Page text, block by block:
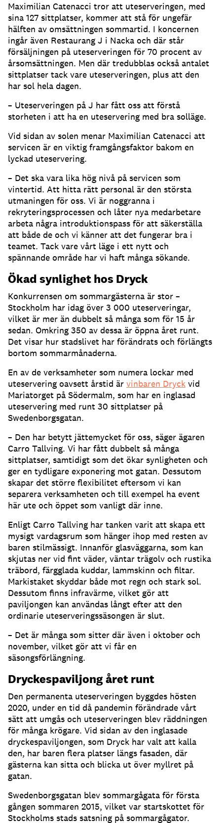
Maximilian Catenacci tror att uteserveringen, med
sina 127 sittplatser, kommer att stå för ungefär
hälften av omsättningen sommartid. I koncernen
ingår även Restaurang J i Nacka och där står
försäljningen på uteserveringen för 70 procent av
årsomsättningen. Men där tredubblas också antalet
sittplatser tack vare uteserveringen, plus att den
har sol hela dagen.
– Uteserveringen på J har fått oss att förstå
storheten i att ha en uteservering med bra solläge.
Vid sidan av solen menar Maximilian Catenacci att
servicen är en viktig framgångsfaktor bakom en
lyckad uteservering.
– Det ska vara lika hög nivå på servicen som
vintertid. Att hitta rätt personal är den största
utmaningen för oss. Vi är noggranna i
rekryteringsprocessen och låter nya medarbetare
arbeta några introduktionspass för att säkerställa
att både de och vi känner att det fungerar bra i
teamet. Tack vare vårt läge i ett nytt och
spännande område har vi haft många sökande.
Ökad synlighet hos Dryck
Konkurrensen om sommargästerna är stor –
Stockholm har idag över 3 000 uteserveringar,
vilket är mer än dubbelt så många som för 15 år
sedan. Omkring 350 av dessa är öppna året runt.
Det visar hur stadslivet har förändrats och förlängts
bortom sommarmånaderna.
En av de verksamheter som numera lockar med
uteservering oavsett årstid är vinbaren Dryck vid
Mariatorget på Södermalm, som har en inglasad
uteservering med runt 30 sittplatser på
Swedenborgsgatan.
– Den har betytt jättemycket för oss, säger ägaren
Carro Tallving. Vi har fått dubbelt så många
sittplatser, samtidigt som det ökar synligheten och
ger en tydligare exponering mot gatan. Dessutom
skapar det större flexibilitet eftersom vi kan
separera verksamheten och till exempel ha event
här ute och öppet som vanligt där inne.
Enligt Carro Tallving har tanken varit att skapa ett
mysigt vardagsrum som hänger ihop med resten av
baren stilmässigt. Innanför glasväggarna, som kan
skjutas ner vid fint väder, väntar trägolv och rustika
träbord, färgglada kuddar, lammskinn och filtar.
Markistaket skyddar både mot regn och stark sol.
Dessutom finns infravärme, vilket gör att
paviljongen kan användas långt efter att den
ordinarie uteserveringssäsongen är slut.
– Det är många som sitter där även i oktober och
november, vilket gör att vi får en
säsongsförlängning.
Dryckespaviljong året runt
Den permanenta uteserveringen byggdes hösten
2020, under en tid då pandemin förändrade vårt
sätt att umgås och uteserveringen blev räddningen
för många krögare. Vid sidan av den inglasade
dryckespaviljongen, som Dryck har valt att kalla
den, har baren flera platser längs fasaden, där
gästerna kan sitta och blicka ut över myllret på
gatan.
Swedenborgsgatan blev sommargågata för första
gången sommaren 2015, vilket var startskottet för
Stockholms stads satsning på sommargågator.